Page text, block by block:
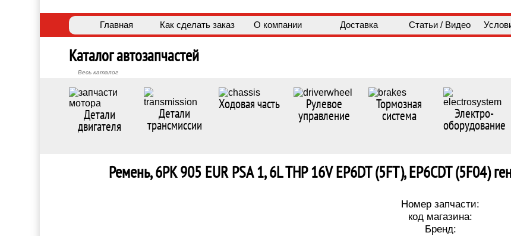
Главная Как сделать заказ О компании Доставка Статьи / Видео
Каталог автозапчастей
Весь каталог
Детали
двигателя
Детали
трансмиссии
Ходовая часть Рулевое
управление
Тормозная
система Электро-
оборудование
Ремень, 6PK 905 EUR PSA 1, 6L THP 16V EP6DT (5FT), EP6CDT (5F04)
Номер запчасти:
код магазина:
Бренд: